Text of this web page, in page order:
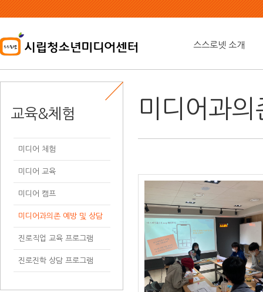
본
문
용
바
가
기
스스로넷 소개
교육&체험
미디어 체험
미디어 교육
미디어 캠프
미디어과의존 예방 및 상담
진로직업 교육 프로그램
진로진학 상담 프로그램
미디어과